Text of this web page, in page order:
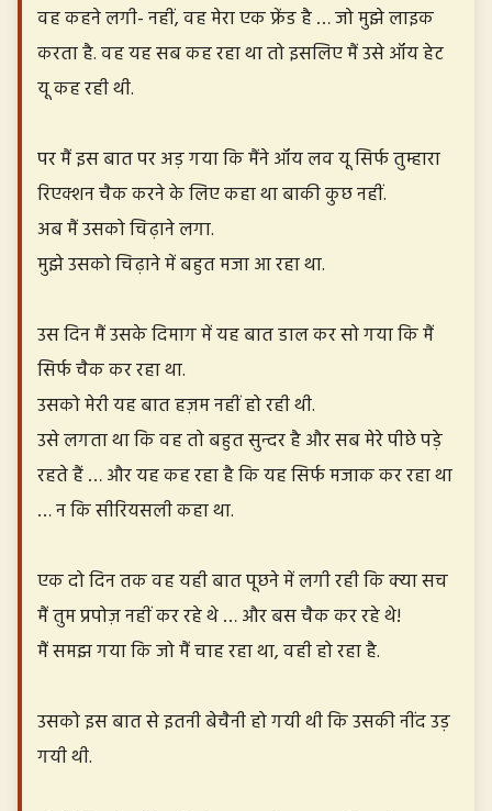
वह कहने लगी- नहीं, वह मेरा एक फ्रेंड है … जो मुझे लाइक
करता है. वह यह सब कह रहा था तो इसलिए मैं उसे ऑय हेट
यू कह रही थी.
पर मैं इस बात पर अड़ गया कि मैंने ऑय लव यू सिर्फ तुम्हारा
रिएक्शन चैक करने के लिए कहा था बाकी कुछ नहीं.
अब मैं उसको चिढ़ाने लगा.
मुझे उसको चिढ़ाने में बहुत मजा आ रहा था.
उस दिन मैं उसके दिमाग में यह बात डाल कर सो गया कि मैं
सिर्फ चैक कर रहा था.
उसको मेरी यह बात हज़म नहीं हो रही थी.
उसे लगता था कि वह तो बहुत सुन्दर है और सब मेरे पीछे पड़े
रहते हैं … और यह कह रहा है कि यह सिर्फ मजाक कर रहा था
… न कि सीरियसली कहा था.
एक दो दिन तक वह यही बात पूछने में लगी रही कि क्या सच
मैं तुम प्रपोज़ नहीं कर रहे थे … और बस चैक कर रहे थे!
मैं समझ गया कि जो मैं चाह रहा था, वही हो रहा है.
उसको इस बात से इतनी बेचैनी हो गयी थी कि उसकी नींद उड़
गयी थी.